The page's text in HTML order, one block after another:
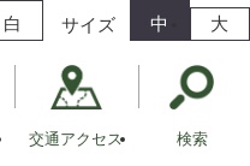
白 サイズ 中 大
交通アクセス 検索